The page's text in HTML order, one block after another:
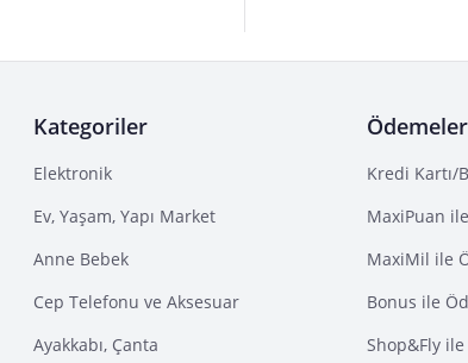
Kategoriler
Elektronik
Ev, Yaşam, Yapı Market
Anne Bebek
Cep Telefonu ve Aksesuar
Ayakkabı, Çanta
Ödemeler
Kredi Kartı/
MaxiPuan
MaxiMil ile
Bonus ile
Shop&Fly